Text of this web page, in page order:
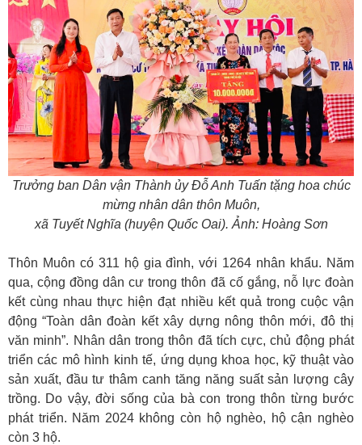
Trưởng ban Dân vận Thành ủy Đỗ Anh Tuấn tặng hoa chúc
mừng nhân dân thôn Muôn,
xã Tuyết Nghĩa (huyện Quốc Oai). Ảnh: Hoàng Sơn
Thôn Muôn có 311 hộ gia đình, với 1264 nhân khẩu. Năm
qua, cộng đồng dân cư trong thôn đã cố gắng, nỗ lực đoàn
kết cùng nhau thực hiện đạt nhiều kết quả trong cuộc vận
động “Toàn dân đoàn kết xây dựng nông thôn mới, đô thị
văn minh”. Nhân dân trong thôn đã tích cực, chủ động phát
triển các mô hình kinh tế, ứng dụng khoa học, kỹ thuật vào
sản xuất, đầu tư thâm canh tăng năng suất sản lượng cây
trồng. Do vậy, đời sống của bà con trong thôn từng bước
phát triển. Năm 2024 không còn hộ nghèo, hộ cận nghèo
còn 3 hộ.